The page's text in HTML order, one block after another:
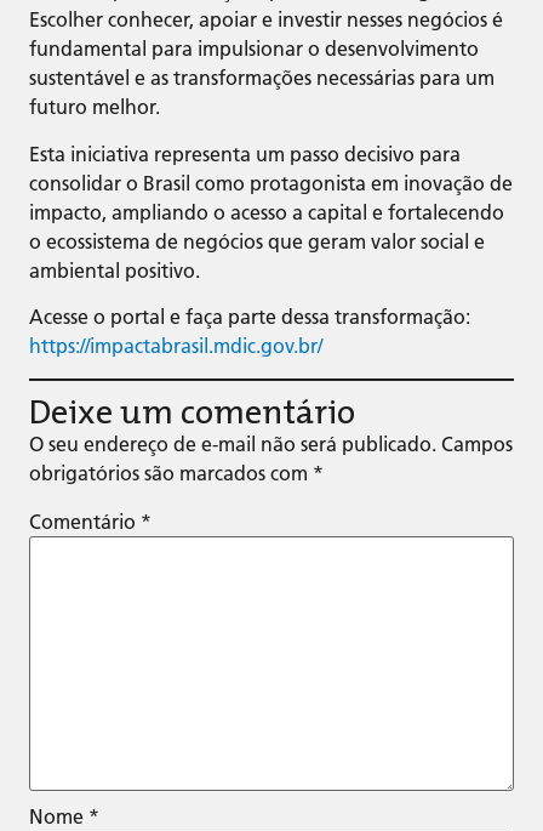
Escolher conhecer, apoiar e investir nesses negócios é
fundamental para impulsionar o desenvolvimento
sustentável e as transformações necessárias para um
futuro melhor.
Esta iniciativa representa um passo decisivo para
consolidar o Brasil como protagonista em inovação de
impacto, ampliando o acesso a capital e fortalecendo
o ecossistema de negócios que geram valor social e
ambiental positivo.
Acesse o portal e faça parte dessa transformação:
https://impactabrasil.mdic.gov.br/
Deixe um comentário
O seu endereço de e-mail não será publicado. Campos
obrigatórios são marcados com *
Comentário *
Nome *